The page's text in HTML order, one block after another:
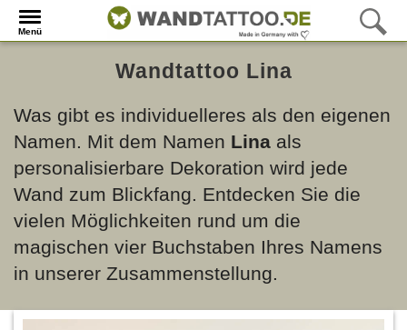
Menü
Wandtattoo Lina
Was gibt es individuelleres als den eigenen
Namen. Mit dem Namen Lina als
personalisierbare Dekoration wird jede
Wand zum Blickfang. Entdecken Sie die
vielen Möglichkeiten rund um die
magischen vier Buchstaben Ihres Namens
in unserer Zusammenstellung.